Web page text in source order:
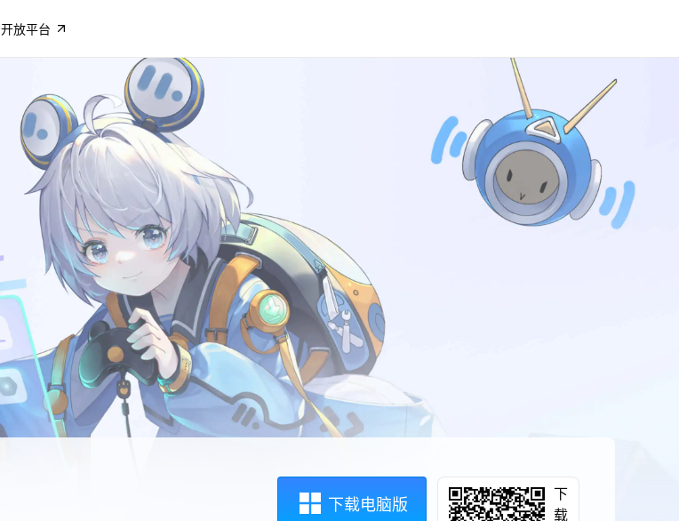
开放平台
下载电脑版
下
载